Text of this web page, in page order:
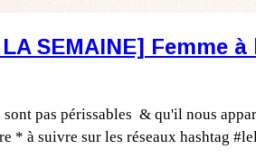
SEMAINE] Femme
sont pas périssables & qu'il nous
* à suivre sur les réseaux hashtag